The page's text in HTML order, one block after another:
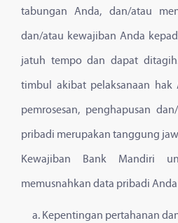
tabungan Anda, dan/atau
dan/atau kewajiban Anda
jatuh tempo dan dapat
timbul akibat pelaksanaan hak
pemrosesan, penghapusan
pribadi merupakan tanggung
Kewajiban Bank Mandiri
memusnahkan data pribadi
Kepentingan pertahanan